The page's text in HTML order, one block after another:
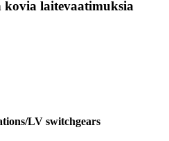
kovia laitevaatimuksia
LV switchgears